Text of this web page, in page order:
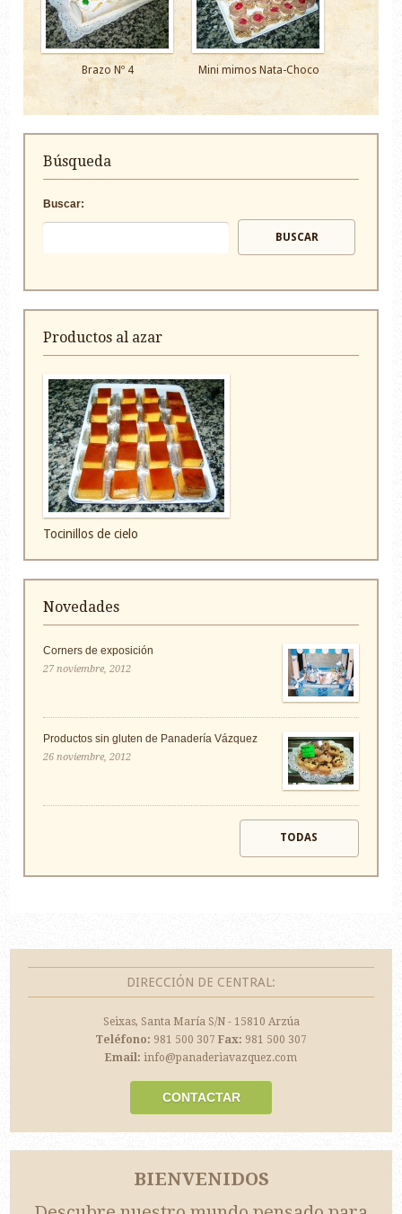
Brazo Nº 4 Mini mimos Nata-Choco
Búsqueda
Buscar:
Productos al azar
Tocinillos de cielo
Novedades
Corners de exposición
27 noviembre, 2012
Productos sin gluten de Panadería Vázquez
26 noviembre, 2012
TODAS
DIRECCIÓN DE CENTRAL:
Seixas, Santa María S/N - 15810 Arzúa
Teléfono: 981 500 307 Fax: 981 500 307
Email: info@panaderiavazquez.com
CONTACTAR
BIENVENIDOS